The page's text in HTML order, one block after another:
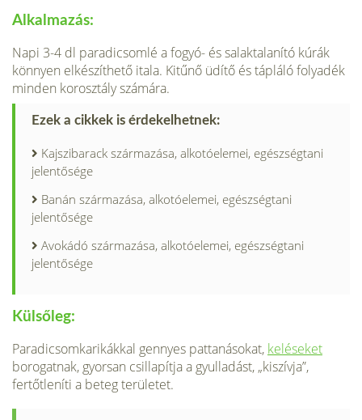
Alkalmazás:
Napi 3-4 dl paradicsomlé a fo­gyó- és salaktalanító kúrák
könnyen elkészíthe­tő itala. Kitűnő üdítő és tápláló folyadék
min­den korosztály számára.
Ezek a cikkek is érdekelhetnek:
Kajszibarack származása, alkotóelemei, egészségtani
jelentősége
Banán származása, alkotóelemei, egészségtani
jelentősége
Avokádó származása, alkotóelemei, egészségtani
jelentősége
Külsőleg:
Paradicsomkarikákkal gennyes pattanásokat, keléseket
borogatnak, gyorsan csillapítja a gyulladást, „kiszívja”,
fertőtleníti a beteg területet.